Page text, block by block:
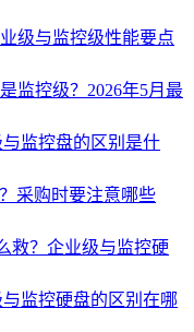
级与监控级性能要点
监控级？2026年5月最
监控盘的区别是什
采购时要注意哪些
救？企业级与监控硬
监控硬盘的区别在哪